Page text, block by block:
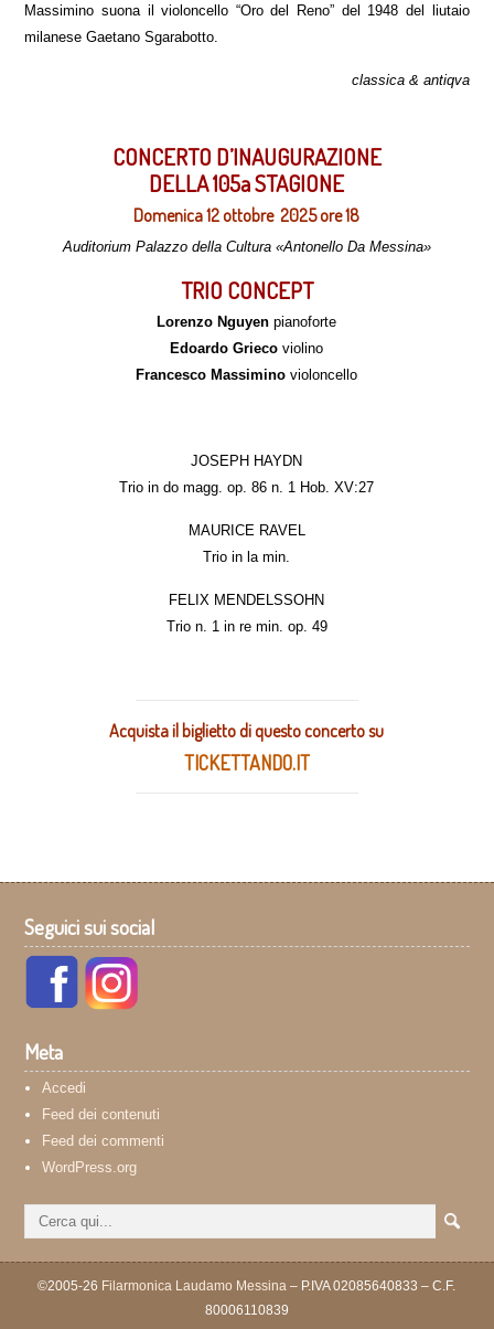
Massimino suona il violoncello “Oro del Reno” del 1948 del liutaio
milanese Gaetano Sgarabotto.
classica & antiqva
CONCERTO D’INAUGURAZIONE
DELLA 105a STAGIONE
Domenica 12 ottobre 2025 ore 18
Auditorium Palazzo della Cultura «Antonello Da Messina»
TRIO CONCEPT
Lorenzo Nguyen pianoforte
Edoardo Grieco violino
Francesco Massimino violoncello
JOSEPH HAYDN
Trio in do magg. op. 86 n. 1 Hob. XV:27
MAURICE RAVEL
Trio in la min.
FELIX MENDELSSOHN
Trio n. 1 in re min. op. 49
Acquista il biglietto di questo concerto su
TICKETTANDO.IT
Seguici sui social
Meta
Accedi
Feed dei contenuti
Feed dei commenti
WordPress.org
©2005-26 Filarmonica Laudamo Messina – P.IVA 02085640833 – C.F.
80006110839